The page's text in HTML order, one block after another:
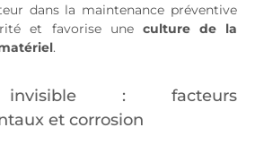
dans la maintenance préventive
et favorise une culture de la
.
invisible : facteurs
et corrosion